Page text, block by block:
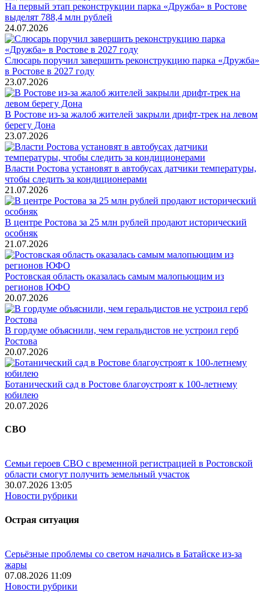
На первый этап реконструкции парка «Дружба» в Ростове
выделят 788,4 млн рублей
24.07.2026
Слюсарь поручил завершить реконструкцию парка «Дружба»
в Ростове в 2027 году
23.07.2026
В Ростове из-за жалоб жителей закрыли дрифт-трек на левом
берегу Дона
23.07.2026
Власти Ростова установят в автобусах датчики температуры,
чтобы следить за кондиционерами
21.07.2026
В центре Ростова за 25 млн рублей продают исторический
особняк
21.07.2026
Ростовская область оказалась самым малопьющим из
регионов ЮФО
20.07.2026
В гордуме объяснили, чем геральдистов не устроил герб
Ростова
20.07.2026
Ботанический сад в Ростове благоустроят к 100-летнему
юбилею
20.07.2026
СВО
Семьи героев СВО с временной регистрацией в Ростовской
области смогут получить земельный участок
30.07.2026 13:05
Новости рубрики
Острая ситуация
Серьёзные проблемы со светом начались в Батайске из-за
жары
07.08.2026 11:09
Новости рубрики